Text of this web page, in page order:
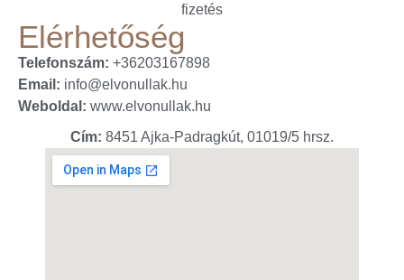
fizetés
Elérhetőség
Telefonszám: +36203167898
Email: info@elvonullak.hu
Weboldal: www.elvonullak.hu
Cím: 8451 Ajka-Padragkút, 01019/5 hrsz.